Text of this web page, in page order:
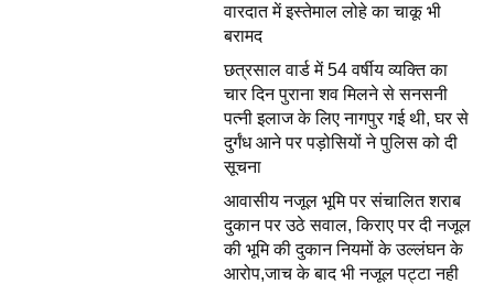
वारदात में इस्तेमाल लोहे का चाकू भी
बरामद
छत्रसाल वार्ड में 54 वर्षीय व्यक्ति का
चार दिन पुराना शव मिलने से सनसनी
पत्नी इलाज के लिए नागपुर गई थी, घर से
दुर्गंध आने पर पड़ोसियों ने पुलिस को दी
सूचना
आवासीय नजूल भूमि पर संचालित शराब
दुकान पर उठे सवाल, किराए पर दी नजूल
की भूमि की दुकान नियमों के उल्लंघन के
आरोप,जाच के बाद भी नजूल पट्टा नही